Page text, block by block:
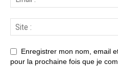
Enregistrer mon nom, email
pour la prochaine fois que je